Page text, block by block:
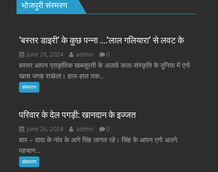
भोजपुरी संस्मरण
‘बस्तर डाइरी’ के कुछ पन्ना ….’लाल गलियारा’ से लवट के
June 26, 2024 admin 0
बस्तर आपन प्राकृतिक खबसूरती के अलावे कला-संस्कृति के दुनिया में एगो
खास जगह राखेला। हाल-हाल तक...
संस्मरण
परिवार के देल पगड़ी: खानदान के इज्जत
June 26, 2024 admin 0
बाप – दादा के नांव के आगे सिंह लागल रहे। सिंह के आपन एगो अलगे
पहचान...
संस्मरण